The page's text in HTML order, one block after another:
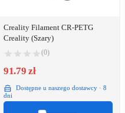
Creality Filament CR-PETG
Creality (Szary)
(0)
91.79 zł
Dostępne u naszego dostawcy · 8
dni